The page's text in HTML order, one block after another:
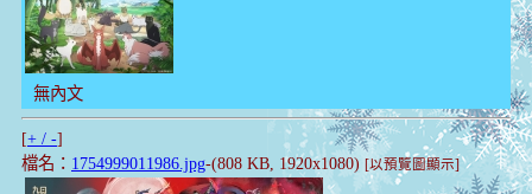
無內文
[+ / -]
檔名： 1754999011986.jpg-(808 KB, 1920x1080) [以預覽圖顯示]